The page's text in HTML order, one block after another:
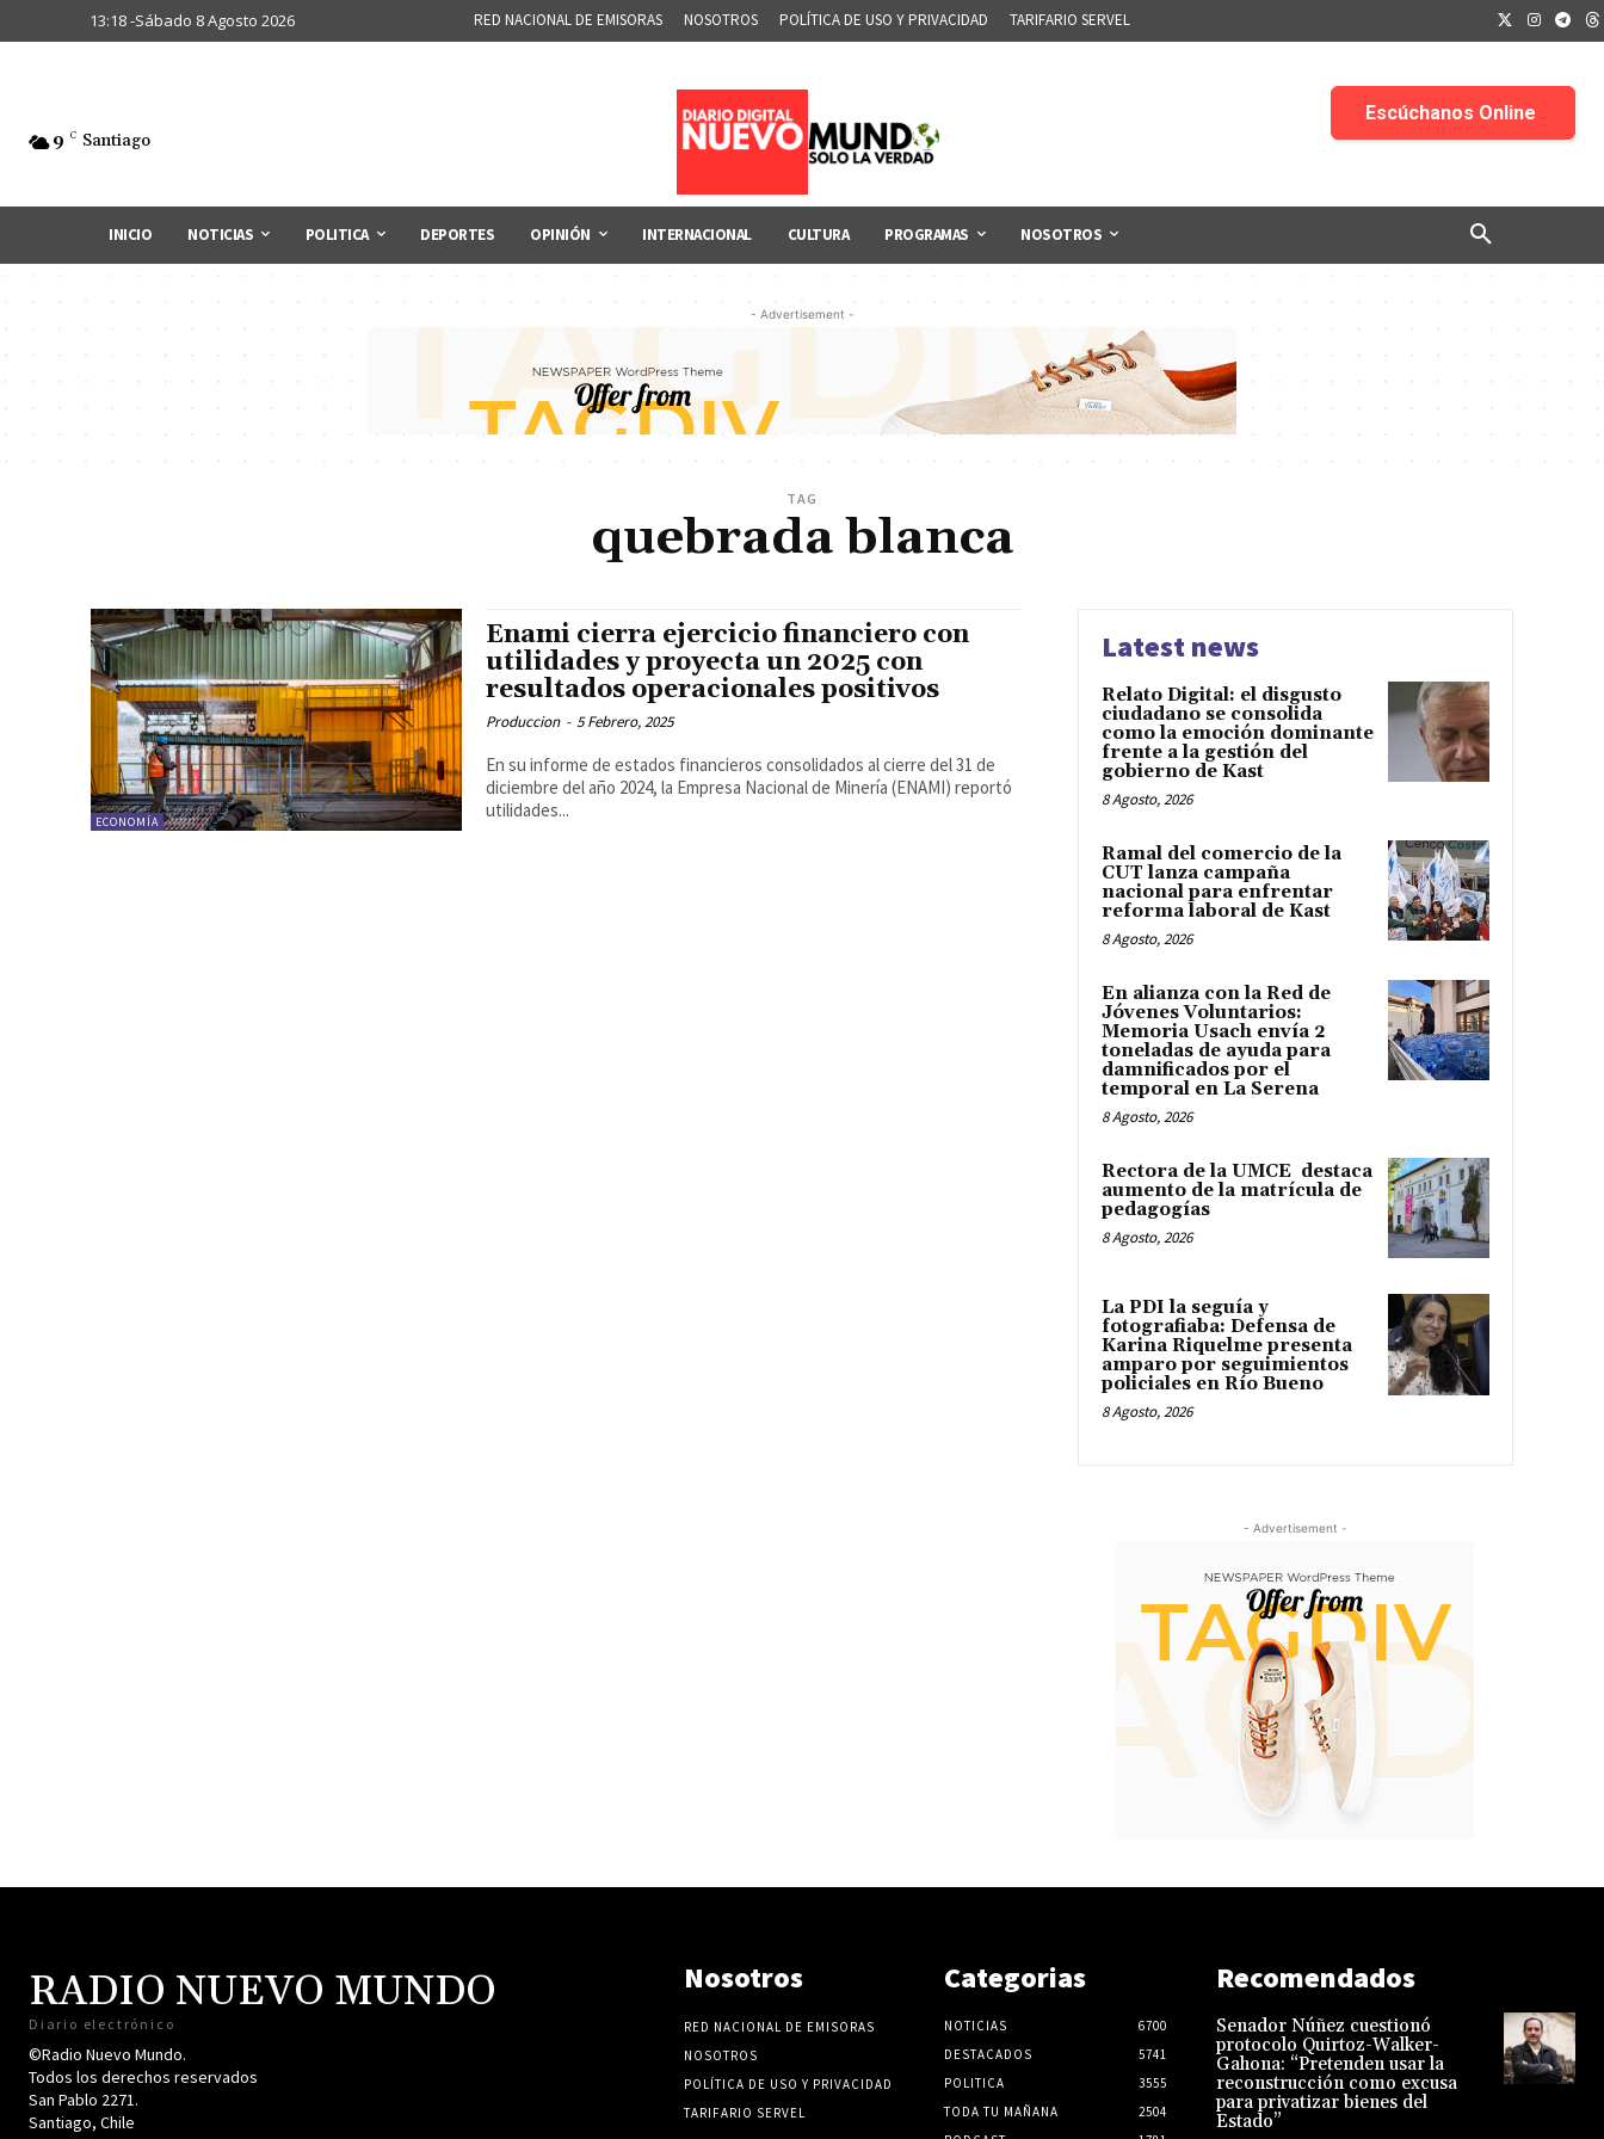
13:18 -Sábado 8 Agosto 2026 RED NACIONAL DE EMISORAS NOSOTROS POLÍTICA DE USO Y PRIVACIDAD TARIFARIO SERVEL
9 C Santiago
INICIO NOTICIAS POLITICA DEPORTES OPINIÓN INTERNACIONAL CULTURA PROGRAMAS NOSOTROS
- Advertisement -
TAG
quebrada blanca
ECONOMÍA
Enami cierra ejercicio financiero con
utilidades y proyecta un 2025 con
resultados operacionales positivos
Produccion - 5 Febrero, 2025
En su informe de estados financieros consolidados al cierre del 31 de
diciembre del año 2024, la Empresa Nacional de Minería (ENAMI) reportó
utilidades...
Latest news
Relato Digital: el disgusto
ciudadano se consolida
como la emoción dominante
frente a la gestión del
gobierno de Kast
8 Agosto, 2026
Ramal del comercio de la
CUT lanza campaña
nacional para enfrentar
reforma laboral de Kast
8 Agosto, 2026
En alianza con la Red de
Jóvenes Voluntarios:
Memoria Usach envía 2
toneladas de ayuda para
damnificados por el
temporal en La Serena
8 Agosto, 2026
Rectora de la UMCE destaca
aumento de la matrícula de
pedagogías
8 Agosto, 2026
La PDI la seguía y
fotografiaba: Defensa de
Karina Riquelme presenta
amparo por seguimientos
policiales en Río Bueno
8 Agosto, 2026
- Advertisement -
RADIO NUEVO MUNDO
Diario electrónico
©Radio Nuevo Mundo.
Todos los derechos reservados
San Pablo 2271.
Santiago, Chile
Nosotros
RED NACIONAL DE EMISORAS
NOSOTROS
POLÍTICA DE USO Y PRIVACIDAD
TARIFARIO SERVEL
Categorias
NOTICIAS
6700
DESTACADOS
5741
POLITICA
3555
TODA TU MAÑANA
2504
Recomendados
Senador Núñez cuestionó
protocolo Quirtoz-Walker-
Gahona: “Pretenden usar la
reconstrucción como excusa
para privatizar bienes del
Estado”